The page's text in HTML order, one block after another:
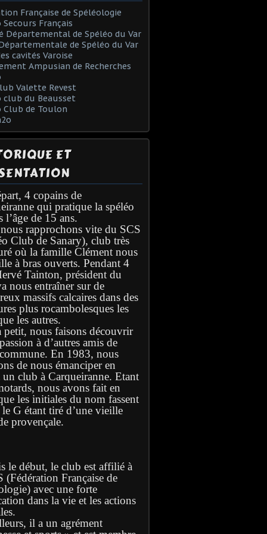
Française de Spéléologie
Secours Français
Départemental de Spéléo du Var
de Spéléo du Var
cavités Varoise
Ampusian de Recherches
Valette Revest
club du Beausset
Club de Toulon
ET
4 copains de
qui pratique la spéléo
l’âge de 15 ans.
rapprochons vite du SCS
Club de Sanary), club très
où la famille Clément nous
à bras ouverts. Pendant 4
Tainton, président du
nous entraîner sur de
massifs calcaires dans des
plus rocambolesques les
les autres.
petit, nous faisons découvrir
à d’autres amis de
En 1983, nous
de nous émanciper en
un club à Carqueiranne. Etant
nous avons fait en
les initiales du nom fassent
G étant tiré d’une vieille
provençale.
le début, le club est affilié à
(Fédération Française de
avec une forte
dans la vie et les actions
il a un agrément